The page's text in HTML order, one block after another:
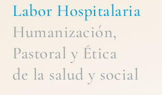
Labor Hospitalaria
Humanización,
Pastoral y Ética
de la salud y social